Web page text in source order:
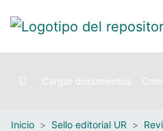
Cargar documentos
Inicio Sello editorial UR